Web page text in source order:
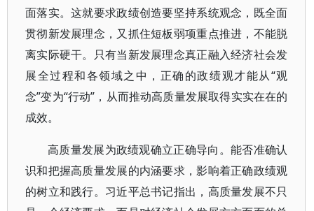
面落实。这就要求政绩创造要坚持系统观念，既全面
贯彻新发展理念，又抓住短板弱项重点推进，不能脱
离实际硬干。只有当新发展理念真正融入经济社会发
展全过程和各领域之中，正确的政绩观才能从“观
念”变为“行动”，从而推动高质量发展取得实实在在的
成效。
高质量发展为政绩观确立正确导向。能否准确认
识和把握高质量发展的内涵要求，影响着正确政绩观
的树立和践行。习近平总书记指出，高质量发展不只